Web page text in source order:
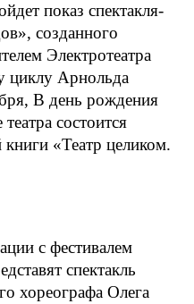
показ спектакля-
созданного
Электротеатра
циклу Арнольда
В день рождения
состоится
книги «Театр целиком.
с фестивалем
спектакль
хореографа Олега